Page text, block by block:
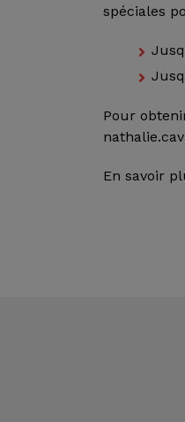
spéciales
Pour
En savoir